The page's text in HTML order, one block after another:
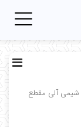
شیمی آلی مقطع